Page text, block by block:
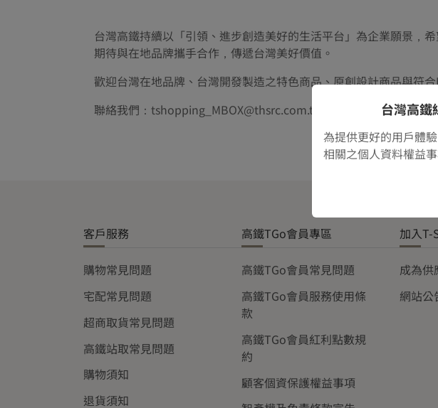
台灣高鐵持續以「引領、進步創造美好的生活平台」為企業願景，
期待與在地品牌攜手合作，傳遞台灣美好價值。
歡迎台灣在地品牌、台灣開發製造之特色商品、原創設計商品與符
聯絡我們：tshopping_MBOX@thsrc.com.tw
客戶服務
購物常見問題
宅配常見問題
超商取貨常見問題
高鐵站取常見問題
購物須知
退貨須知
高鐵TGo會員專區
高鐵TGo會員常見問題
高鐵TGo會員服務使用條
款
高鐵TGo會員紅利點數規
約
顧客個資保護權益事項
加入
成為供
網站公
台灣高鐵
為提供更好的用戶體
相關之個人資料權益